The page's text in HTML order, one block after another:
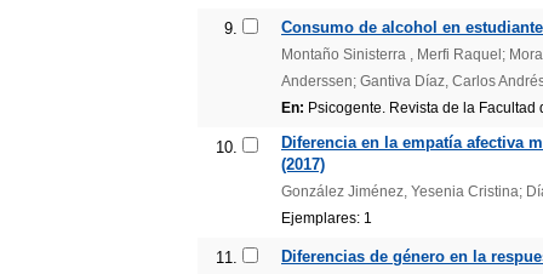
9. Consumo de alcohol en
Montaño Sinisterra , Merfi Raquel;
Anderssen; Gantiva Díaz, Carlos
En: Psicogente. Revista de la Facultad
10.
Diferencia en la empatía afectiva
(2017)
González Jiménez, Yesenia Cristina;
Ejemplares: 1
11. Diferencias de género en la